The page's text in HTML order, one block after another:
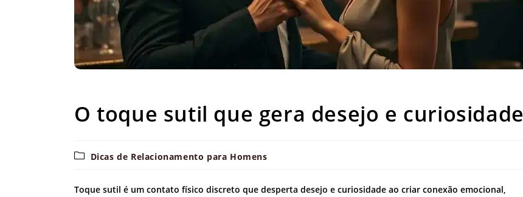
O toque sutil que gera desejo e curiosidade
Categoria
Dicas de Relacionamento para Homens
Toque sutil é um contato físico discreto que desperta desejo e curiosidade ao criar conexão emocional,